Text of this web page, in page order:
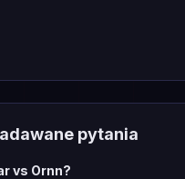
pytania
vs Ornn?